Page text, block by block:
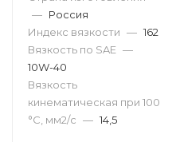
— Россия
Индекс вязкости — 162
Вязкость по SAE —
10W-40
Вязкость
кинематическая при 100
°С, мм2/с — 14,5